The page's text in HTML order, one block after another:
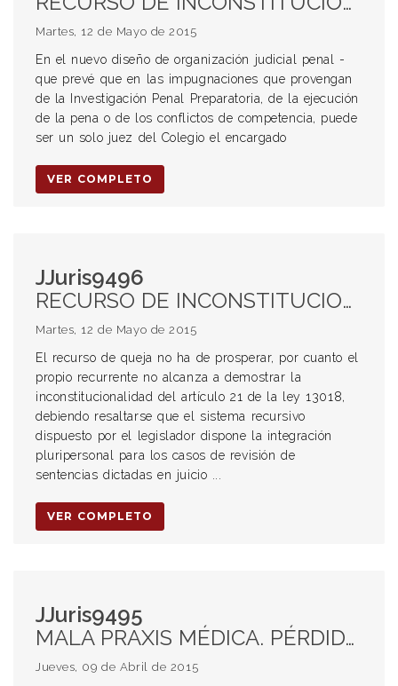
Martes, 12 de Mayo de 2015
En el nuevo diseño de organización judicial penal -
que prevé que en las impugnaciones que provengan
de la Investigación Penal Preparatoria, de la ejecución
de la pena o de los conflictos de competencia, puede
ser un solo juez del Colegio el encargado
VER COMPLETO
JJuris9496
RECURSO DE INCONSTITUCIONALIDAD. QUEJA. INADMISIBILIDAD. LEY. INCONSTITUCIONALIDAD. NUEVO CODIGO PROCESAL PENAL. PROCESO PENAL. JUICIO ORAL. TRIBUNAL. INTEGRACION. CAMARA DE APELACION. INTEGRACION. COLEGIO DE CAMARA DE APELACION EN LO PENAL. CONSTITUCION PROVINCIAL. NUEVO CODIGO PROCESAL PENAL
Martes, 12 de Mayo de 2015
El recurso de queja no ha de prosperar, por cuanto el
propio recurrente no alcanza a demostrar la
inconstitucionalidad del artículo 21 de la ley 13018,
debiendo resaltarse que el sistema recursivo
dispuesto por el legislador dispone la integración
pluripersonal para los casos de revisión de
sentencias dictadas en juicio ...
VER COMPLETO
JJuris9495
MALA PRAXIS MÉDICA. PÉRDIDA DE CALIDAD DE VIDA.
Jueves, 09 de Abril de 2015